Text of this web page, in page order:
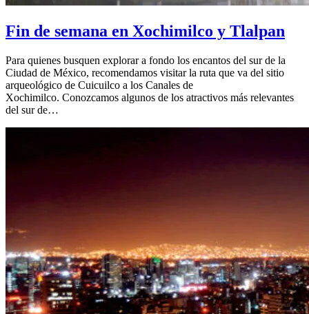
Fin de semana en Xochimilco y Tlalpan
Para quienes busquen explorar a fondo los encantos del sur de la
Ciudad de México, recomendamos visitar la ruta que va del sitio
arqueológico de Cuicuilco a los Canales de
Xochimilco. Conozcamos algunos de los atractivos más relevantes
del sur de…